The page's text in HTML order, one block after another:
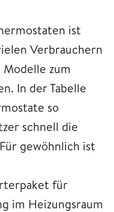
ist
Verbrauchern
zum
In der Tabelle
so
schnell die
gewöhnlich ist
für
im Heizungsraum